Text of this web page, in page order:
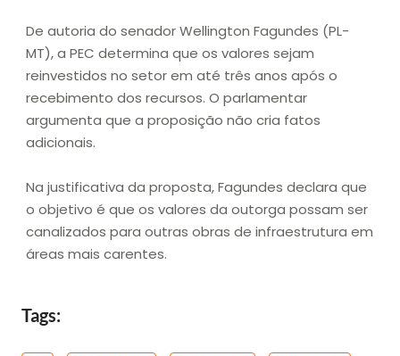
De autoria do senador Wellington Fagundes (PL-
MT), a PEC determina que os valores sejam
reinvestidos no setor em até três anos após o
recebimento dos recursos. O parlamentar
argumenta que a proposição não cria fatos
adicionais.
Na justificativa da proposta, Fagundes declara que
o objetivo é que os valores da outorga possam ser
canalizados para outras obras de infraestrutura em
áreas mais carentes.
Tags: